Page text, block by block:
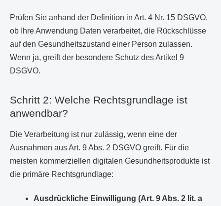
Prüfen Sie anhand der Definition in Art. 4 Nr. 15 DSGVO,
ob Ihre Anwendung Daten verarbeitet, die Rückschlüsse
auf den Gesundheitszustand einer Person zulassen.
Wenn ja, greift der besondere Schutz des Artikel 9
DSGVO.
Schritt 2: Welche Rechtsgrundlage ist
anwendbar?
Die Verarbeitung ist nur zulässig, wenn eine der
Ausnahmen aus Art. 9 Abs. 2 DSGVO greift. Für die
meisten kommerziellen digitalen Gesundheitsprodukte ist
die primäre Rechtsgrundlage:
Ausdrückliche Einwilligung (Art. 9 Abs. 2 lit. a